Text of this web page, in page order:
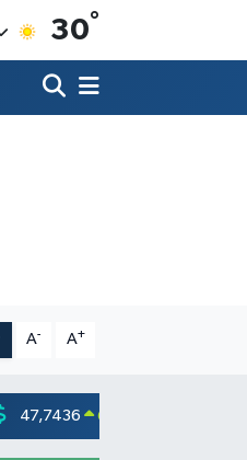
30°
A- A+
47,7436 0.18